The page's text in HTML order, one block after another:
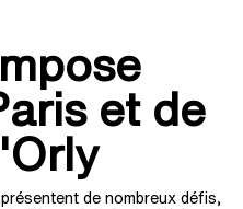
et de
de nombreux défis,